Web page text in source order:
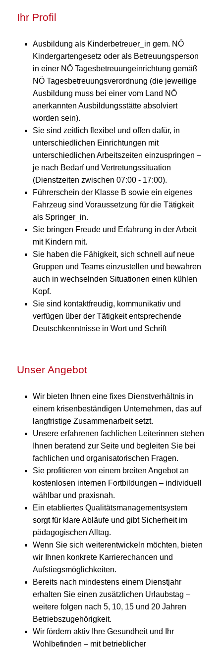
Ihr Profil
Ausbildung als Kinderbetreuer_in gem. NÖ
Kindergartengesetz oder als Betreuungsperson
in einer NÖ Tagesbetreuungeinrichtung gemäß
NÖ Tagesbetreuungsverordnung (die jeweilige
Ausbildung muss bei einer vom Land NÖ
anerkannten Ausbildungsstätte absolviert
worden sein).
Sie sind zeitlich flexibel und offen dafür, in
unterschiedlichen Einrichtungen mit
unterschiedlichen Arbeitszeiten einzuspringen –
je nach Bedarf und Vertretungssituation
(Dienstzeiten zwischen 07:00 - 17:00).
Führerschein der Klasse B sowie ein eigenes
Fahrzeug sind Voraussetzung für die Tätigkeit
als Springer_in.
Sie bringen Freude und Erfahrung in der Arbeit
mit Kindern mit.
Sie haben die Fähigkeit, sich schnell auf neue
Gruppen und Teams einzustellen und bewahren
auch in wechselnden Situationen einen kühlen
Kopf.
Sie sind kontaktfreudig, kommunikativ und
verfügen über der Tätigkeit entsprechende
Deutschkenntnisse in Wort und Schrift
Unser Angebot
Wir bieten Ihnen eine fixes Dienstverhältnis in
einem krisenbeständigen Unternehmen, das auf
langfristige Zusammenarbeit setzt.
Unsere erfahrenen fachlichen Leiterinnen stehen
Ihnen beratend zur Seite und begleiten Sie bei
fachlichen und organisatorischen Fragen.
Sie profitieren von einem breiten Angebot an
kostenlosen internen Fortbildungen – individuell
wählbar und praxisnah.
Ein etabliertes Qualitätsmanagementsystem
sorgt für klare Abläufe und gibt Sicherheit im
pädagogischen Alltag.
Wenn Sie sich weiterentwickeln möchten, bieten
wir Ihnen konkrete Karrierechancen und
Aufstiegsmöglichkeiten.
Bereits nach mindestens einem Dienstjahr
erhalten Sie einen zusätzlichen Urlaubstag –
weitere folgen nach 5, 10, 15 und 20 Jahren
Betriebszugehörigkeit.
Wir fördern aktiv Ihre Gesundheit und Ihr
Wohlbefinden – mit betrieblicher